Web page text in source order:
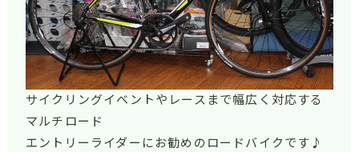
サイクリングイベントやレースまで幅広く対応する
マルチロード
エントリーライダーにお勧めのロードバイクです♪